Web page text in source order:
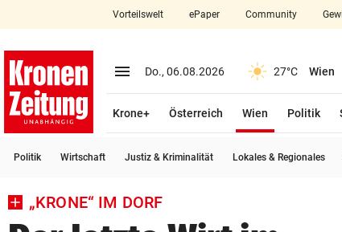
closeSchließen
account_circle Anmelden
arrow_right
bookmark
Vorteilswelt ePaper Community
menu Menü aufklappen
Do., 06.08.2026 27°C Wien
Krone+ Österreich Wien
Politik
Politik Wirtschaft Justiz & Kriminalität Lokales & Regionales
„KRONE“ IM DORF